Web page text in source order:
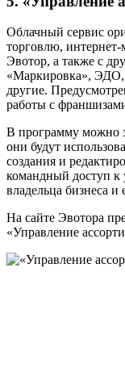
Облачный сервис
торговлю, интернет-
Эвотор, а также с
«Маркировка»,
другие.
работы с
В программу можно
они будут
создания и
командный доступ к
владельца бизнеса и
На сайте Эвотора
«Управление